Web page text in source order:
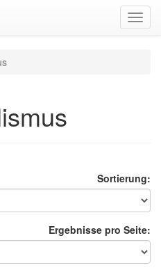
Sortierung:
Ergebnisse pro Seite: